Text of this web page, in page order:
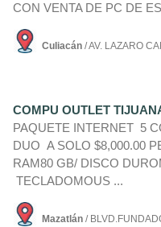
CON VENTA DE PC DE
Culiacán / AV. LAZARO
COMPU OUTLET
PAQUETE INTERNET 5
DUO A SOLO $8,000.00
RAM80 GB/ DISCO
TECLADOMOUS ...
Mazatlán /